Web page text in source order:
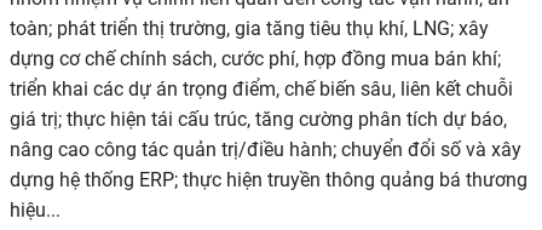
toàn; phát triển thị trường, gia tăng tiêu thụ khí, LNG; xây
dựng cơ chế chính sách, cước phí, hợp đồng mua bán khí;
triển khai các dự án trọng điểm, chế biến sâu, liên kết chuỗi
giá trị; thực hiện tái cấu trúc, tăng cường phân tích dự báo,
nâng cao công tác quản trị/điều hành; chuyển đổi số và xây
dựng hệ thống ERP; thực hiện truyền thông quảng bá thương
hiệu...